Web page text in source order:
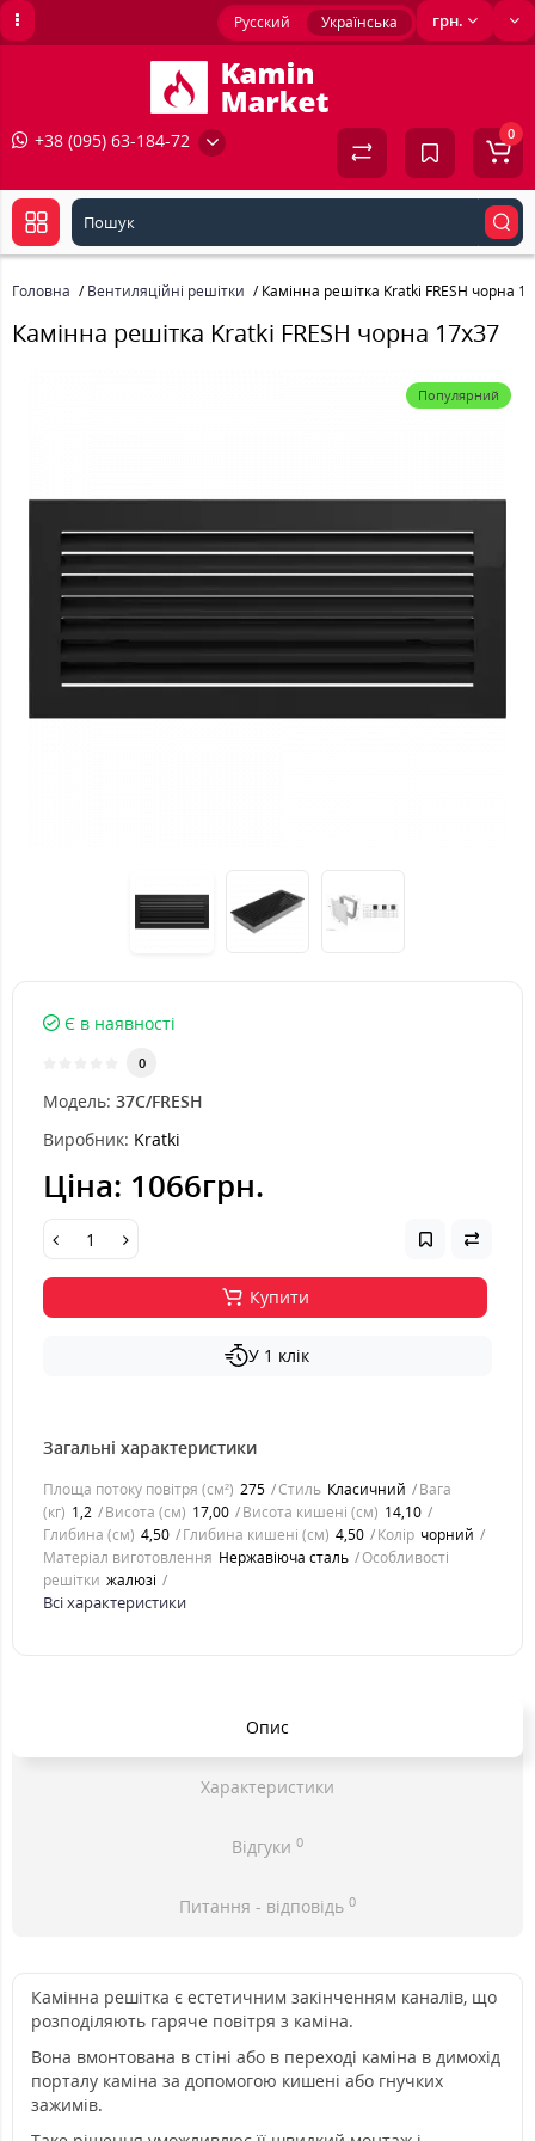
грн.
Русский Українська
+38 (095) 63-184-72 0
Головна Вентиляційні решітки Камінна решітка Kratki FRESH чорна
Камінна решітка Kratki FRESH чорна 17x37
Популярний
Є в наявності
0
Модель: 37C/FRESH
Виробник: Kratki
Ціна: 1066грн.
Купити
У 1 клік
Загальні характеристики
Площа потоку повітря (см²) 275 Стиль Класичний
Вага
(кг) 1,2 Висота (см) 17,00 Висота кишені (см) 14,10
Глибина (см) 4,50 Глибина кишені (см) 4,50 Колір чорний
Матеріал виготовлення Нержавіюча сталь
Особливості
решітки жалюзі
Всі характеристики
Опис
Характеристики
Відгуки 0
Питання - відповідь 0
Камінна решітка є естетичним закінченням каналів, що
розподіляють гаряче повітря з каміна.
Вона вмонтована в стіні або в переході каміна в димохід
порталу каміна за допомогою кишені або гнучких
зажимів.